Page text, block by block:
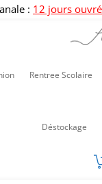
: 12 jours
Rentree Scolaire
Déstockage